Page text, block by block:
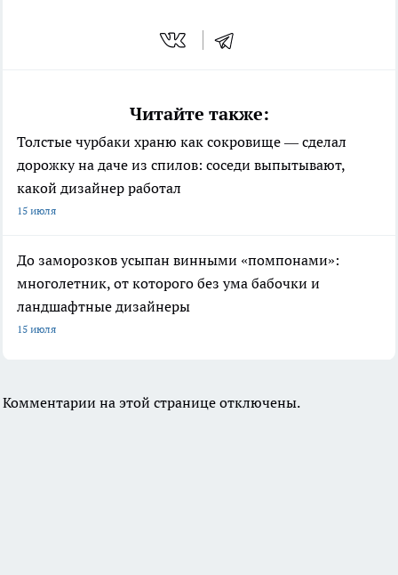
Читайте также:
Толстые чурбаки храню как сокровище — сделал
дорожку на даче из спилов: соседи выпытывают,
какой дизайнер работал
15 июля
До заморозков усыпан винными «помпонами»:
многолетник, от которого без ума бабочки и
ландшафтные дизайнеры
15 июля
Комментарии на этой странице отключены.